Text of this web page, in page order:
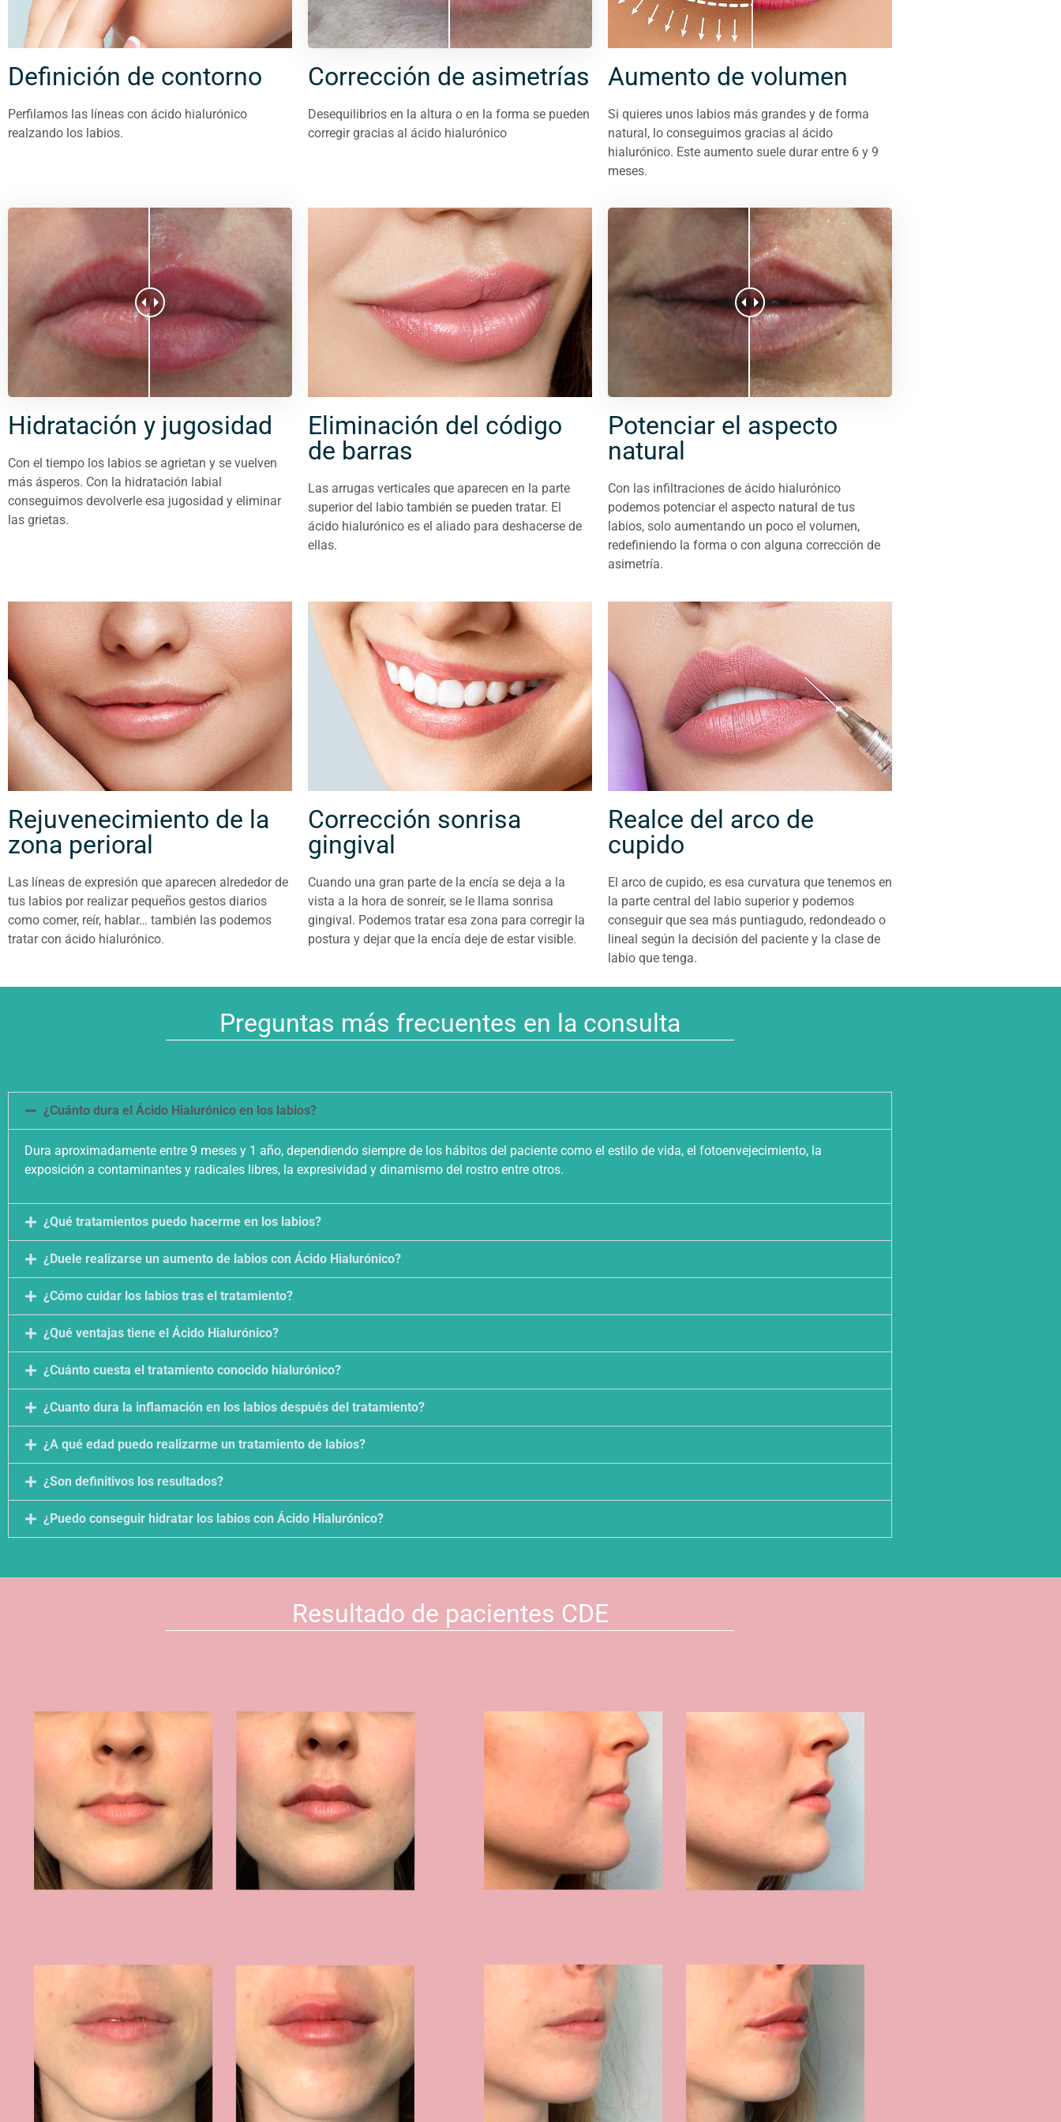
Definición de contorno
Perfilamos las líneas con ácido hialurónico
realzando los labios.
Corrección de asimetrías
Desequilibrios en la altura o en la forma se pueden
corregir gracias al ácido hialurónico
Aumento de volumen
Si quieres unos labios más grandes y de forma
natural, lo conseguimos gracias al ácido
hialurónico. Este aumento suele durar entre 6 y 9
meses.
Hidratación y jugosidad
Con el tiempo los labios se agrietan y se vuelven
más ásperos. Con la hidratación labial
conseguimos devolverle esa jugosidad y eliminar
las grietas.
Eliminación del código
de barras
Las arrugas verticales que aparecen en la parte
superior del labio también se pueden tratar. El
ácido hialurónico es el aliado para deshacerse de
ellas.
Potenciar el aspecto
natural
Con las infiltraciones de ácido hialurónico
podemos potenciar el aspecto natural de tus
labios, solo aumentando un poco el volumen,
redefiniendo la forma o con alguna corrección de
asimetría.
Rejuvenecimiento de la
zona perioral
Las líneas de expresión que aparecen alrededor de
tus labios por realizar pequeños gestos diarios
como comer, reír, hablar… también las podemos
tratar con ácido hialurónico.
Corrección sonrisa
gingival
Cuando una gran parte de la encía se deja a la
vista a la hora de sonreír, se le llama sonrisa
gingival. Podemos tratar esa zona para corregir la
postura y dejar que la encía deje de estar visible.
Realce del arco de
cupido
El arco de cupido, es esa curvatura que tenemos en
la parte central del labio superior y podemos
conseguir que sea más puntiagudo, redondeado o
lineal según la decisión del paciente y la clase de
labio que tenga.
Preguntas más frecuentes en la consulta
¿Cuánto dura el Ácido Hialurónico en los labios?
Dura aproximadamente entre 9 meses y 1 año, dependiendo siempre de los hábitos del paciente como el estilo de vida, el fotoenvejecimiento, la
exposición a contaminantes y radicales libres, la expresividad y dinamismo del rostro entre otros.
¿Qué tratamientos puedo hacerme en los labios?
¿Duele realizarse un aumento de labios con Ácido Hialurónico?
¿Cómo cuidar los labios tras el tratamiento?
¿Qué ventajas tiene el Ácido Hialurónico?
¿Cuánto cuesta el tratamiento conocido hialurónico?
¿Cuanto dura la inflamación en los labios después del tratamiento?
¿A qué edad puedo realizarme un tratamiento de labios?
¿Son definitivos los resultados?
¿Puedo conseguir hidratar los labios con Ácido Hialurónico?
Resultado de pacientes CDE